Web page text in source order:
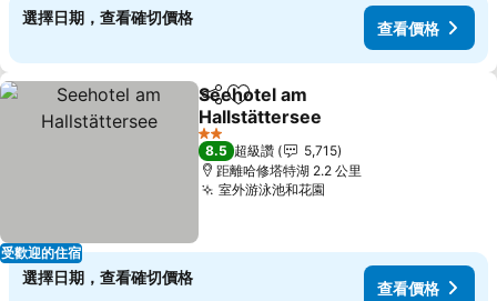
選擇日期，查看確切價格
查看價格
受歡迎的住宿
分享 加入我的最愛
Seehotel am
Hallstättersee
2 星級
8.5 超級讚
5,715
距離哈修塔特湖 2.2 公里
室外游泳池和花園
選擇日期，查看確切價格
查看價格